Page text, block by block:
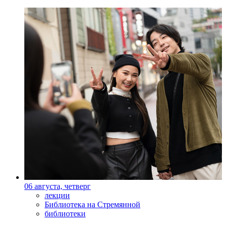
06 августа, четверг
лекции
Библиотека на Стремянной
библиотеки